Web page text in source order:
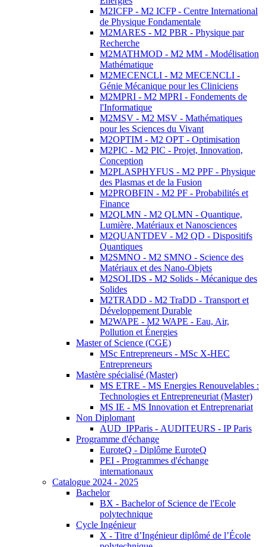
M2ICFP - M2 ICFP - Centre International
de Physique Fondamentale
M2MARES - M2 PBR - Physique par
Recherche
M2MATHMOD - M2 MM - Modélisation
Mathématique
M2MECENCLI - M2 MECENCLI -
Génie Mécanique pour les Cliniciens
M2MPRI - M2 MPRI - Fondements de
l'Informatique
M2MSV - M2 MSV - Mathématiques
pour les Sciences du Vivant
M2OPTIM - M2 OPT - Optimisation
M2PIC - M2 PIC - Projet, Innovation,
Conception
M2PLASPHYFUS - M2 PPF - Physique
des Plasmas et de la Fusion
M2PROBFIN - M2 PF - Probabilités et
Finance
M2QLMN - M2 QLMN - Quantique,
Lumière, Matériaux et Nanosciences
M2QUANTDEV - M2 QD - Dispositifs
Quantiques
M2SMNO - M2 SMNO - Science des
Matériaux et des Nano-Objets
M2SOLIDS - M2 Solids - Mécanique des
Solides
M2TRADD - M2 TraDD - Transport et
Développement Durable
M2WAPE - M2 WAPE - Eau, Air,
Pollution et Énergies
Master of Science (CGE)
MSc Entrepreneurs - MSc X-HEC
Entrepreneurs
Mastère spécialisé (Master)
MS ETRE - MS Energies Renouvelables :
Technologies et Entrepreneuriat (Master)
MS IE - MS Innovation et Entreprenariat
Non Diplomant
AUD_IPParis - AUDITEURS - IP Paris
Programme d'échange
EuroteQ - Diplôme EuroteQ
PEI - Programmes d'échange
internationaux
Catalogue 2024 - 2025
Bachelor
BX - Bachelor of Science de l'Ecole
polytechnique
Cycle Ingénieur
X - Titre d’Ingénieur diplômé de l’École